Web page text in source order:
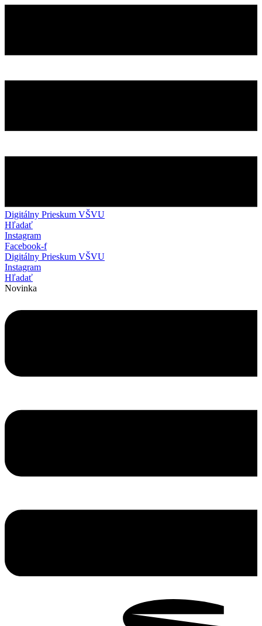
Digitálny Prieskum VŠVU
Hľadať
Instagram
Facebook-f
Digitálny Prieskum VŠVU
Instagram
Hľadať
Novinka